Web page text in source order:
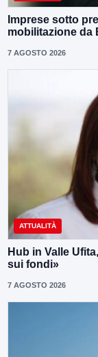
Imprese sotto
mobilitazione da
7 AGOSTO 2026
ATTUALITÀ
Hub in Valle
sui fondi»
7 AGOSTO 2026